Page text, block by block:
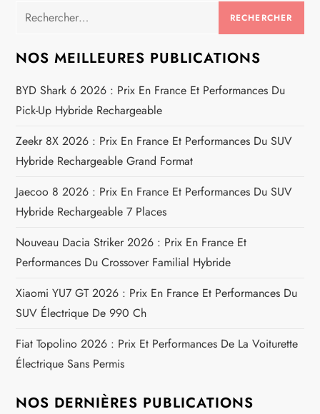
a
t
i
o
n
d
e
l
’
a
r
t
Rechercher :
NOS MEILLEURES PUBLICATIONS
BYD Shark 6 2026 : Prix En France Et Performances Du
Pick-Up Hybride Rechargeable
Zeekr 8X 2026 : Prix En France Et Performances Du SUV
Hybride Rechargeable Grand Format
Jaecoo 8 2026 : Prix En France Et Performances Du SUV
Hybride Rechargeable 7 Places
Nouveau Dacia Striker 2026 : Prix En France Et
Performances Du Crossover Familial Hybride
Xiaomi YU7 GT 2026 : Prix En France Et Performances Du
SUV Électrique De 990 Ch
Fiat Topolino 2026 : Prix Et Performances De La Voiturette
Électrique Sans Permis
NOS DERNIÈRES PUBLICATIONS